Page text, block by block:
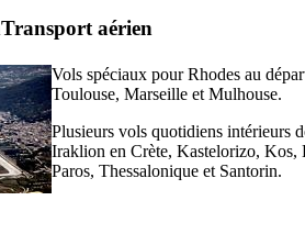
Transport aérien
Vols spéciaux pour Rhodes au
Toulouse, Marseille et Mulhouse.
Plusieurs vols quotidiens intérieurs
Iraklion en Crète, Kastelorizo,
Paros, Thessalonique et Santorin.